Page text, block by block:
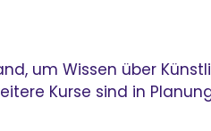
um Wissen über
Kurse sind in